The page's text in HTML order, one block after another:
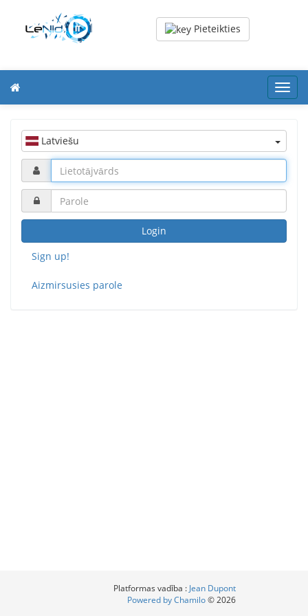
Pieteikties
Latviešu
Login
Sign up!
Aizmirsusies parole
Platformas vadība : Jean Dupont
Powered by Chamilo© 2026